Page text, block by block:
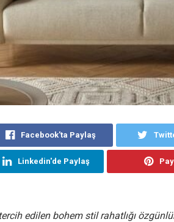
Facebook'ta Paylaş
Linkedin'de Paylaş
edilen bohem stil rahatlığı